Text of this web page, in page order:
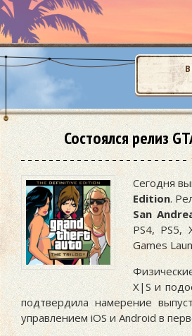
Состоялся релиз
Сегодня
Edition.
San
PS4, PS5,
Games
X|S и
подтвердила намерение
управлением iOS и Android в